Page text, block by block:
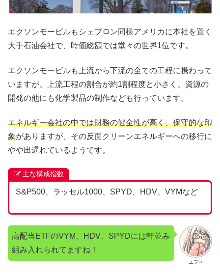
エクソンモービルもシェブロン同様アメリカに本社を置く
大手石油会社で、時価総額では堂々の世界1位です。
エクソンモービルも上流から下流の全ての工程に携わって
いますが、上流工程の割合が約1割程度と小さく、資源の
開発の他にも化学製品の制作なども行っています。
エネルギー会社の中では財務の健全性が高く、保守的な印
象がありますが、その反面クリーンエネルギーへの移行に
やや出遅れているようです。
主な構成指数
S&P500、ラッセル1000、SPYD、HDV、VYMなど
ユフィ
高配当ETFのVYM、HDV、SPYDには軒並み
組み入れられてますね！